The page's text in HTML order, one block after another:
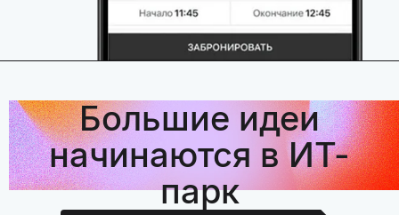
Большие идеи
начинаются в ИТ-
парк